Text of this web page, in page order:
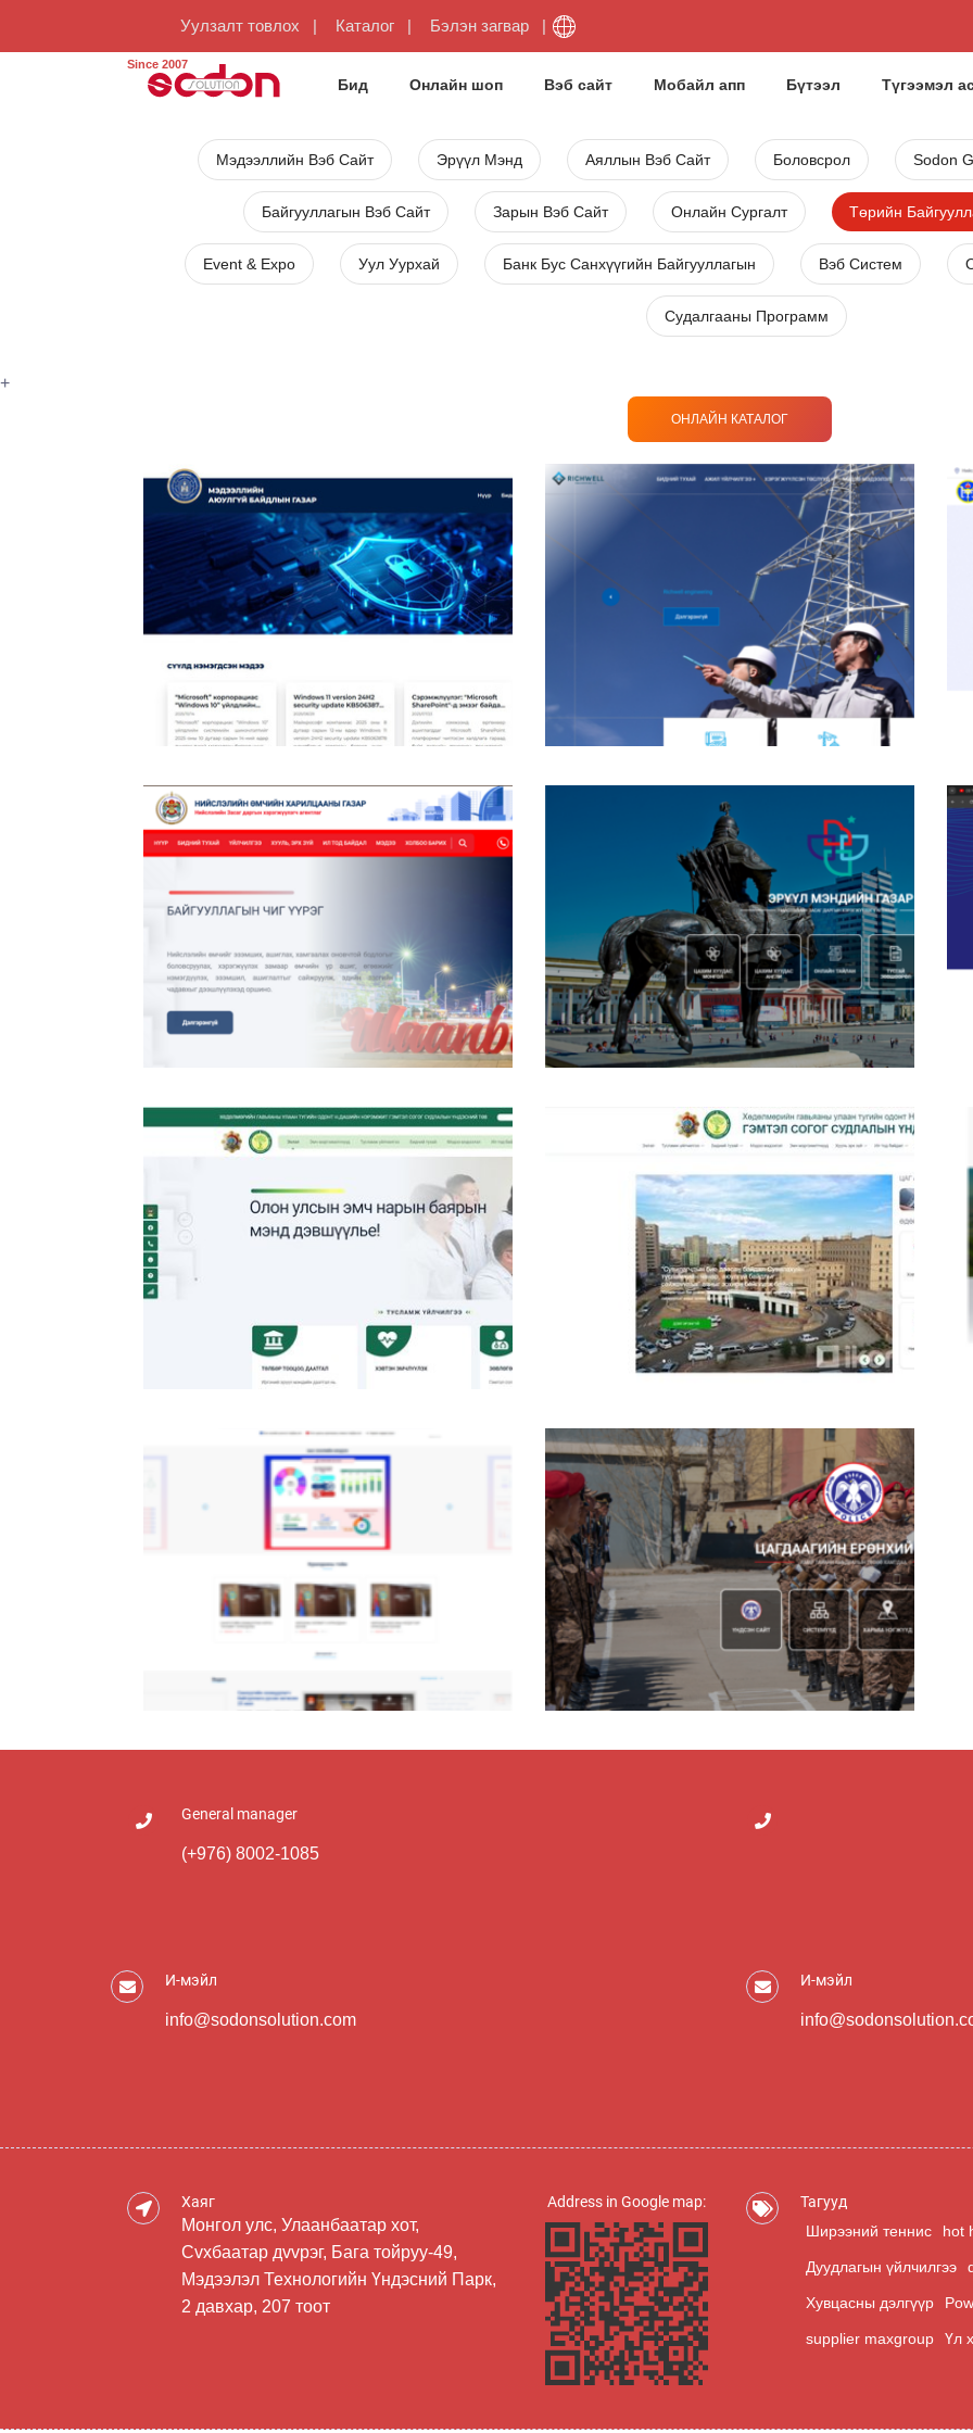
Уулзалт товлох Каталог Бэлэн загвар
Since 2007
Бид Онлайн шоп Вэб сайт Мобайл апп Бүтээл Түгээмэл
Мэдээллийн Вэб Сайт Эрүүл Мэнд Аяллын Вэб Сайт Боловсрол Sodon
Байгууллагын Вэб Сайт Зарын Вэб Сайт Онлайн Сургалт Төрийн
Event & Expo Уул Уурхай Банк Бус Санхүүгийн Байгууллагын Вэб Систем
Судалгааны Программ
+
ОНЛАЙН КАТАЛОГ
Мэдээллийн Аюулгүй Байдлын Газар Ричвелл Инженеринг ХХК
Нийслэлийн Өмчийн Харилцааны Газар Нийслэлийн Эрүүл Мэндийн Газар
Гэмтэл Согог Судлалын Үндэсний Төв Гэмтэл Согог Судлалын Үндэсний Төв
Хороо
General manager
(+976) 8002-1085
И-мэйл
info@sodonsolution.com
И-мэйл
Хаяг
Монгол улс, Улаанбаатар хот,
Сvхбаатар дvvрэг, Бага тойруу-49,
Мэдээлэл Технологийн Үндэсний Парк,
2 давхар, 207 тоот
Address in Google map:
Тагууд
Ширээний теннис
hot
Дуудлагын үйлчилгээ
Хувцасны дэлгүүр
supplier maxgroup Үл